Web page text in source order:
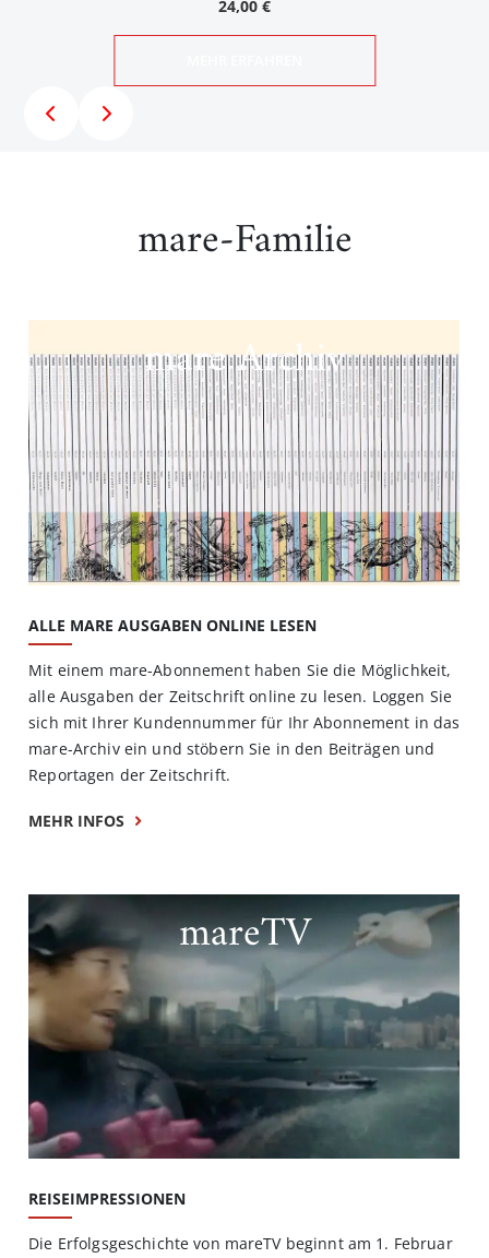
24,00 €
mare-Familie
mare Archiv
ALLE MARE AUSGABEN ONLINE LESEN
Mit einem mare-Abonnement haben Sie die Möglichkeit,
alle Ausgaben der Zeitschrift online zu lesen. Loggen Sie
sich mit Ihrer Kundennummer für Ihr Abonnement in das
mare-Archiv ein und stöbern Sie in den Beiträgen und
Reportagen der Zeitschrift.
MEHR INFOS
mareTV
REISEIMPRESSIONEN
Die Erfolgsgeschichte von mareTV beginnt am 1. Februar